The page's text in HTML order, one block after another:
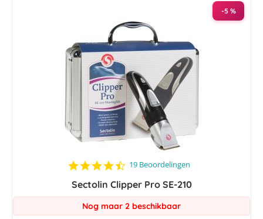
-5 %
4.6
rating
19 Beoordelingen
Sectolin Clipper Pro SE-210
Nog maar 2 beschikbaar